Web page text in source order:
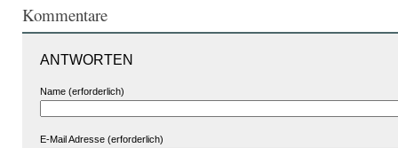
Kommentare
ANTWORTEN
Name (erforderlich)
E-Mail Adresse (erforderlich)